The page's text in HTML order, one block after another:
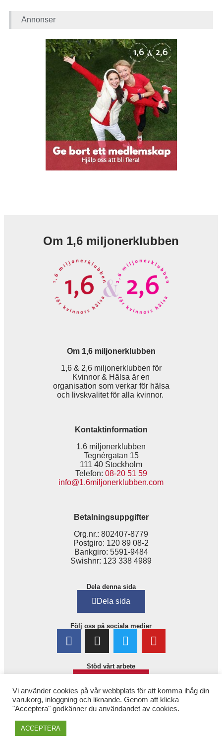
Annonser
Om 1,6 miljonerklubben
Om 1,6 miljonerklubben
1,6 & 2,6 miljonerklubben för
Kvinnor & Hälsa är en
organisation som verkar för hälsa
och livskvalitet för alla kvinnor.
Kontaktinformation
1,6 miljonerklubben
Tegnérgatan 15
111 40 Stockholm
Telefon: 08-20 51 59
info@1.6miljonerklubben.com
Betalningsuppgifter
Org.nr.: 802407-8779
Postgiro: 120 89 08-2
Bankgiro: 5591-9484
Swishnr: 123 338 4989
Dela denna sida
Dela sida
Följ oss på sociala medier
Stöd vårt arbete
Copyright © 2025. 1,6 miljonerklubben
Vi använder cookies på vår webbplats för att komma ihåg din
varukorg, inloggning och liknande. Genom att klicka
"Acceptera" godkänner du användandet av cookies.
ACCEPTERA